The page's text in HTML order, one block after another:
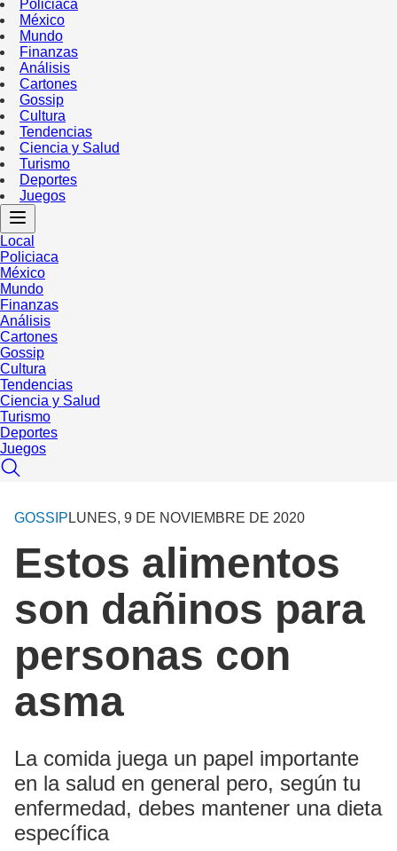
Policiaca
México
Mundo
Finanzas
Análisis
Cartones
Gossip
Cultura
Tendencias
Ciencia y Salud
Turismo
Deportes
Juegos
Local
Policiaca
México
Mundo
Finanzas
Análisis
Cartones
Gossip
Cultura
Tendencias
Ciencia y Salud
Turismo
Deportes
Juegos
GOSSIP LUNES, 9 DE NOVIEMBRE DE 2020
Estos alimentos
son dañinos para
personas con
asma
La comida juega un papel importante
en la salud en general pero, según tu
enfermedad, debes mantener una dieta
específica